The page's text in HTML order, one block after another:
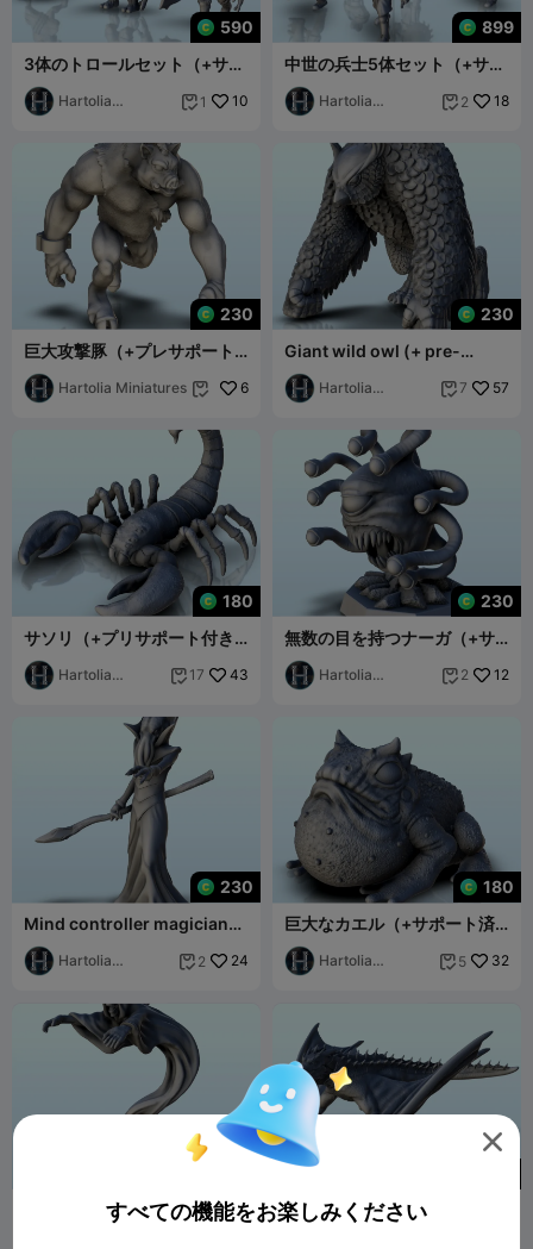
590
3体のトロールセット（+サポ
ート構造付きバージョン）
(15) - ミニチュア
Hartolia
 1 10
899
中世の兵士5体セット（+サポ
ート付きバージョン）(14) -
Hartolia
 2 18
230
巨大攻撃豚（+プレサポート
済みバージョン）(12) - ミニ
チュアHartolia Miniatures  6
230
Giant wild owl (+ pre-
supported version) (9) -
miniatures wa
Hartolia
 7 57
180
サソリ（+プリサポート付き
バージョン）(13) - ミニアチ
ュア ウォーハンマー
Hartolia
 17 43
230
無数の目を持つナーガ（+サ
ポート追加済みバージョン）
(11) - min
Hartolia
 2 12
230
Mind controller magician
(+ pre-supported version)
(10) - mi
Hartolia
 2 24
180
巨大なカエル（+サポート済
バージョン）(8) - ミニチュア
ウォーハム
Hartolia
 5 32
ゴースト脱出（+サポート済
みバージョン）(7) - ミニチュ
Dragon on the ground (+
pre-supported version) (5)

すべての機能をお楽しみください